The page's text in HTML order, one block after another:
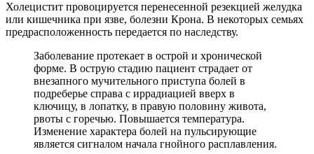
Холецистит провоцируется перенесенной резекцией желудка
или кишечника при язве, болезни Крона. В некоторых семьях
предрасположенность передается по наследству.
Заболевание протекает в острой и хронической
форме. В острую стадию пациент страдает от
внезапного мучительного приступа болей в
подреберье справа с иррадиацией вверх в
ключицу, в лопатку, в правую половину живота,
рвоты с горечью. Повышается температура.
Изменение характера болей на пульсирующие
является сигналом начала гнойного расплавления.